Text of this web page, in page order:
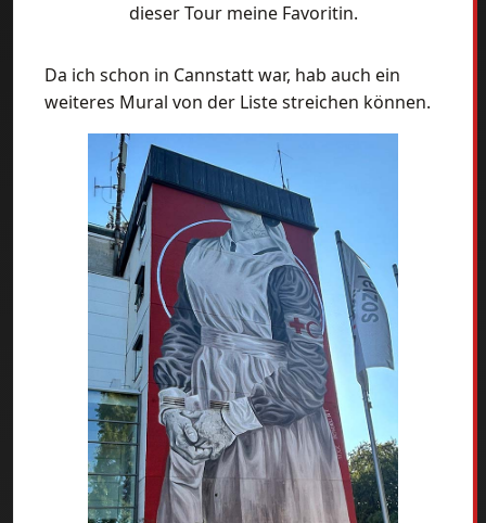
dieser Tour meine Favoritin.
Da ich schon in Cannstatt war, hab auch ein
weiteres Mural von der Liste streichen können.